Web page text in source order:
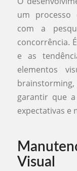
um processo
com a
concorrência.
e as
elementos
garantir que
expectativas e
Visual